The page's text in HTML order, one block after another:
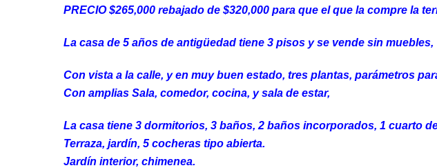
PRECIO $265,000 rebajado de $320,000 para que el que la compre la
La casa de 5 años de antigüedad tiene 3 pisos y se vende sin muebles,
Con vista a la calle, y en muy buen estado, tres plantas, parámetros
Con amplias Sala, comedor, cocina, y sala de estar,
La casa tiene 3 dormitorios, 3 baños, 2 baños incorporados, 1 cuarto
Terraza, jardín, 5 cocheras tipo abierta.
Jardín interior, chimenea.